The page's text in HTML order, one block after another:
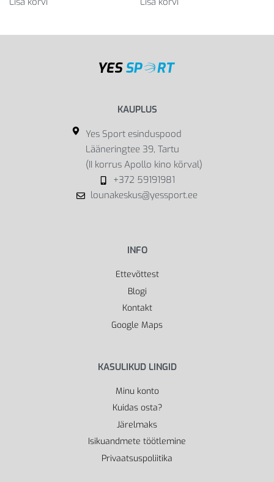
KAUPLUS
Yes Sport esinduspood
Lääneringtee 39, Tartu
(II korrus Apollo kino kõrval)
+372 59191981
lounakeskus@yessport.ee
INFO
Ettevõttest
Blogi
Kontakt
Google Maps
KASULIKUD LINGID
Minu konto
Kuidas osta?
Järelmaks
Isikuandmete töötlemine
Privaatsuspoliitika